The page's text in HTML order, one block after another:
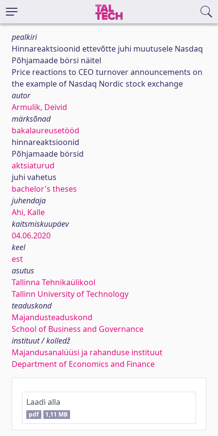
pealkiri
Hinnareaktsioonid ettevõtte juhi muutusele Nasdaq
Põhjamaade börsi näitel
Price reactions to CEO turnover announcements on
the example of Nasdaq Nordic stock exchange
autor
Armulik, Deivid
märksõnad
bakalaureusetööd
hinnareaktsioonid
Põhjamaade börsid
aktsiaturud
juhi vahetus
bachelor's theses
juhendaja
Ahi, Kalle
kaitsmiskuupäev
04.06.2020
keel
est
asutus
Tallinna Tehnikaülikool
Tallinn University of Technology
teaduskond
Majandusteaduskond
School of Business and Governance
instituut / kolledž
Majandusanalüüsi ja rahanduse instituut
Department of Economics and Finance
Laadi alla
pdf 1,11 MB